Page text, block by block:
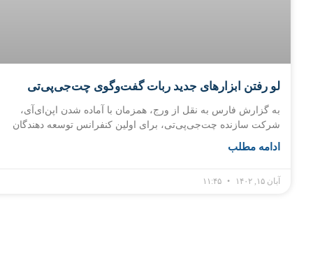
لو رفتن ابزارهای جدید ربات گفت‌وگوی چت‌جی‌پی‌تی
به گزارش فارس به نقل از ورج، همزمان با آماده شدن اپن‌ای‌آی،
شرکت سازنده چت‌جی‌پی‌تی، برای اولین کنفرانس توسعه دهندگان
ادامه مطلب
آبان ۱۵, ۱۴۰۲